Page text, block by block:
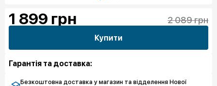
1 899 грн 2 089 грн
Купити
Гарантія та доставка:
Безкоштовна доставка у магазин та відделення Нової